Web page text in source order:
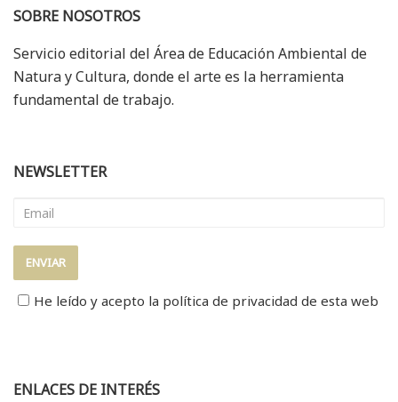
SOBRE NOSOTROS
Servicio editorial del Área de Educación Ambiental de
Natura y Cultura, donde el arte es la herramienta
fundamental de trabajo.
NEWSLETTER
He leído y acepto la política de privacidad de esta web
ENLACES DE INTERÉS